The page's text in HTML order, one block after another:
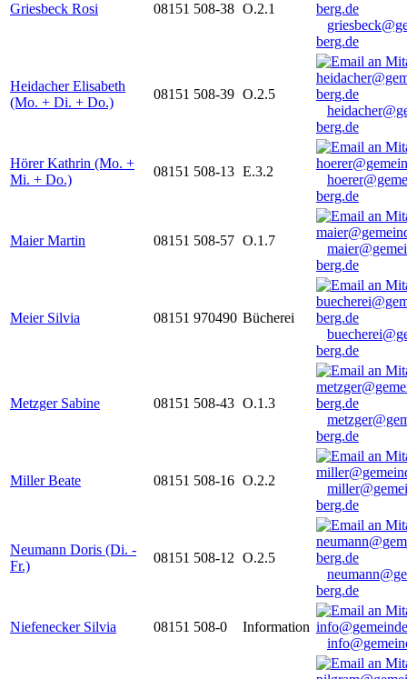
Griesbeck Rosi 08151 508-38 O.2.1
berg.de
Heidacher Elisabeth
(Mo. + Di. + Do.)
08151 508-39 O.2.5
berg.de
Hörer Kathrin (Mo. +
Mi. + Do.)
08151 508-13 E.3.2
berg.de
Maier Martin 08151 508-57 O.1.7
berg.de
Meier Silvia 08151 970490 Bücherei
berg.de
Metzger Sabine 08151 508-43 O.1.3
berg.de
Miller Beate 08151 508-16 O.2.2
berg.de
Neumann Doris (Di. -
Fr.)
08151 508-12 O.2.5
berg.de
Niefenecker Silvia 08151 508-0
Information